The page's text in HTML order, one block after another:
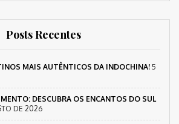
Posts Recentes
MAIS AUTÊNTICOS DA INDOCHINA! 5
DESCUBRA OS ENCANTOS DO SUL
DE 2026